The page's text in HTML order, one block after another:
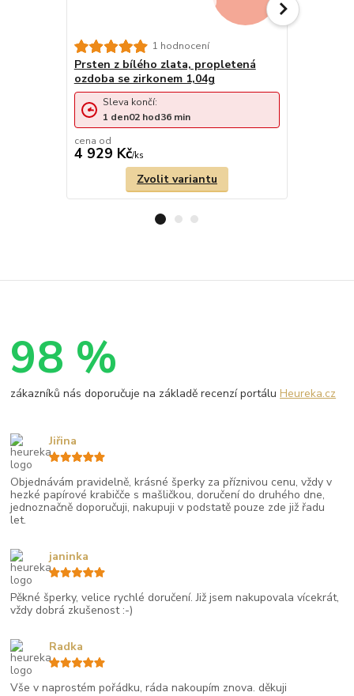
1 hodnocení
Prsten z bílého zlata, propletená
ozdoba se zirkonem 1,04g
cena od
4 929 Kč/ks
Sleva končí:
1 den02 hod36 min
Zvolit variantu
98 %
zákazníků nás doporučuje na základě recenzí portáluHeureka.cz
Objednávám pravidelně, krásné šperky za příznivou cenu, vždy v
hezké papírové krabičče s mašličkou, doručení do druhého dne,
jednoznačně doporučuji, nakupuji v podstatě pouze zde již řadu
let.
Jiřina
Pěkné šperky, velice rychlé doručení. Již jsem nakupovala vícekrát,
vždy dobrá zkušenost :-)
janinka
Vše v naprostém pořádku, ráda nakoupím znova. děkuji
Radka